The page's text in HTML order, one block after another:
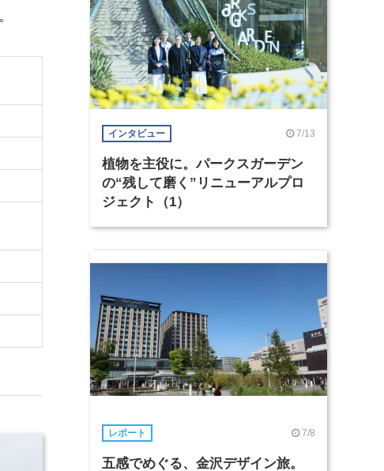
インタビュー 7/13
植物を主役に。パークスガーデン
の“残して磨く”リニューアルプロ
ジェクト（1）
レポート 7/8
五感でめぐる、金沢デザイン旅。